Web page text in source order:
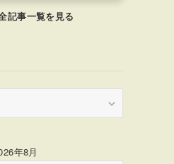
記事一覧を見る
年8月